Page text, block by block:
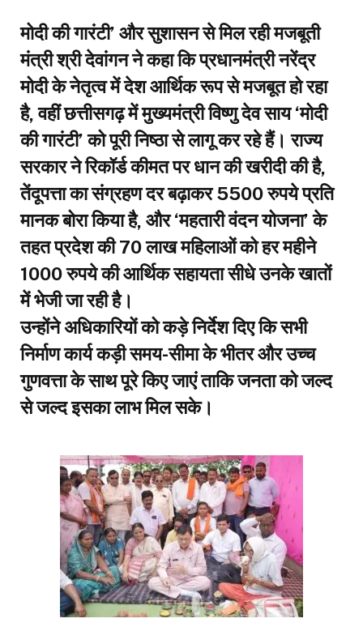
मोदी की गारंटी’ और सुशासन से मिल रही मजबूती
​मंत्री श्री देवांगन ने कहा कि प्रधानमंत्री नरेंद्र
मोदी के नेतृत्व में देश आर्थिक रूप से मजबूत हो रहा
है, वहीं छत्तीसगढ़ में मुख्यमंत्री विष्णु देव साय ‘मोदी
की गारंटी’ को पूरी निष्ठा से लागू कर रहे हैं। राज्य
सरकार ने रिकॉर्ड कीमत पर धान की खरीदी की है,
तेंदूपत्ता का संग्रहण दर बढ़ाकर 5500 रुपये प्रति
मानक बोरा किया है, और ‘महतारी वंदन योजना’ के
तहत प्रदेश की 70 लाख महिलाओं को हर महीने
1000 रुपये की आर्थिक सहायता सीधे उनके खातों
में भेजी जा रही है।
​उन्होंने अधिकारियों को कड़े निर्देश दिए कि सभी
निर्माण कार्य कड़ी समय-सीमा के भीतर और उच्च
गुणवत्ता के साथ पूरे किए जाएं ताकि जनता को जल्द
से जल्द इसका लाभ मिल सके।